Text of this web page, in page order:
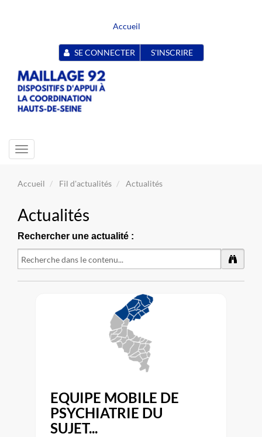
Accueil
SE CONNECTER S'INSCRIRE
Toggle
navigation
Accueil Fil d'actualités Actualités
Actualités
Rechercher une actualité :
EQUIPE MOBILE DE
PSYCHIATRIE DU
SUJET...